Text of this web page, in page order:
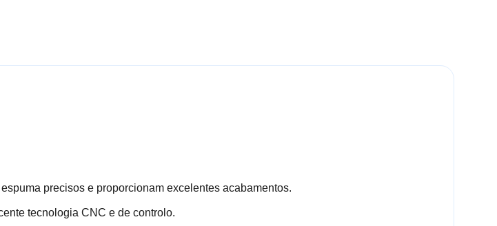
precisos e proporcionam excelentes acabamentos.
tecnologia CNC e de controlo.